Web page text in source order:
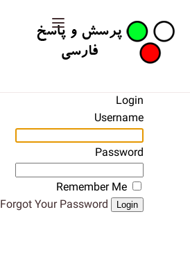
Login
Username
Password
Remember Me
Login
Forgot Your Password?